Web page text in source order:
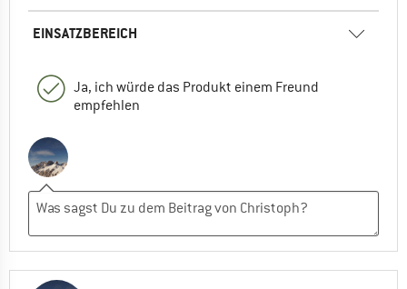
EINSATZBEREICH
Ja, ich würde das Produkt einem Freund
empfehlen